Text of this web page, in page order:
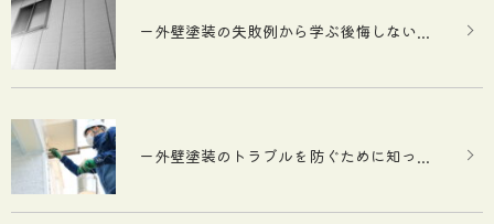
ー外壁塗装の失敗例から学ぶ後悔しない...
ー外壁塗装のトラブルを防ぐために知っ...